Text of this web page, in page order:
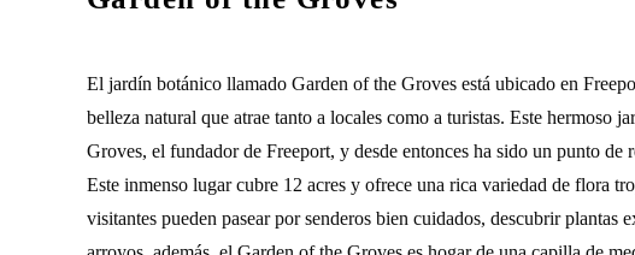
El jardín botánico llamado Garden of the Groves está ubicado en
belleza natural que atrae tanto a locales como a turistas. Este hermoso
Groves, el fundador de Freeport, y desde entonces ha sido un punto
Este inmenso lugar cubre 12 acres y ofrece una rica variedad de flora
visitantes pueden pasear por senderos bien cuidados, descubrir plantas